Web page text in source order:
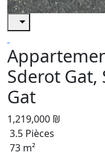
Sderot Gat,
Gat
1,219,000 ₪
3.5 Pièces
73 m²